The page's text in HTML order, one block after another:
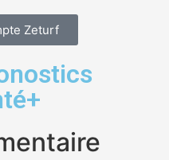
Zeturf